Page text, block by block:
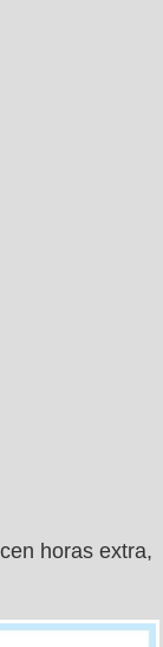
horas extra,